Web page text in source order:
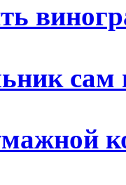
сам